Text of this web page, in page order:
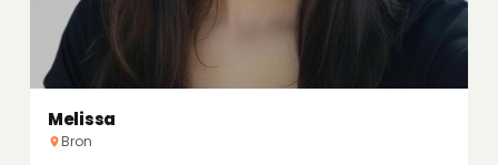
Melissa
Bron